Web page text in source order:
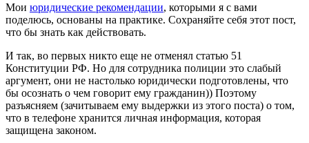
Мои юридические рекомендации, которыми я с вами
поделюсь, основаны на практике. Сохраняйте себя этот пост,
что бы знать как действовать.
И так, во первых никто еще не отменял статью 51
Конституции РФ. Но для сотрудника полиции это слабый
аргумент, они не настолько юридически подготовлены, что
бы осознать о чем говорит ему гражданин)) Поэтому
разъясняем (зачитываем ему выдержки из этого поста) о том,
что в телефоне хранится личная информация, которая
защищена законом.